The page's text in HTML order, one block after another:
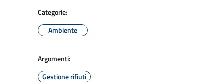
Categorie:
Ambiente
Argomenti:
Gestione rifiuti